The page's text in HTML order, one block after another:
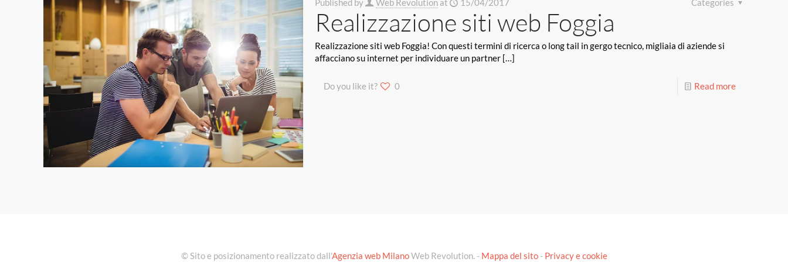
Published by Web Revolution at 15/04/2017 Categories
Realizzazione siti web Foggia
Realizzazione siti web Foggia! Con questi termini di ricerca o long tail in gergo tecnico, migliaia di aziende si
affacciano su internet per individuare un partner[…]
Do you like it? 0 Read more
© Sito e posizionamento realizzato dall'Agenzia web MilanoWeb Revolution. - Mappa del sito- Privacy e cookie